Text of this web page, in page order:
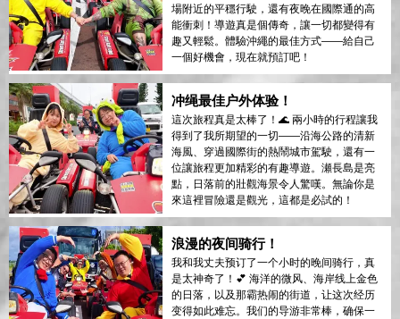
場附近的平穩行駛，還有夜晚在國際通的高
能衝刺！導遊真是個傳奇，讓一切都變得有
趣又輕鬆。體驗沖繩的最佳方式——給自己
一個好機會，現在就預訂吧！
冲绳最佳户外体验！
這次旅程真是太棒了！🌊 兩小時的行程讓我
得到了我所期望的一切——沿海公路的清新
海風、穿過國際街的熱鬧城市駕駛，還有一
位讓旅程更加精彩的有趣導遊。瀬長島是亮
點，日落前的壯觀海景令人驚嘆。無論你是
來這裡冒險還是觀光，這都是必試的！
浪漫的夜间骑行！
我和我丈夫预订了一个小时的晚间骑行，真
是太神奇了！💕 海洋的微风、海岸线上金色
的日落，以及那霸热闹的街道，让这次经历
变得如此难忘。我们的导游非常棒，确保一